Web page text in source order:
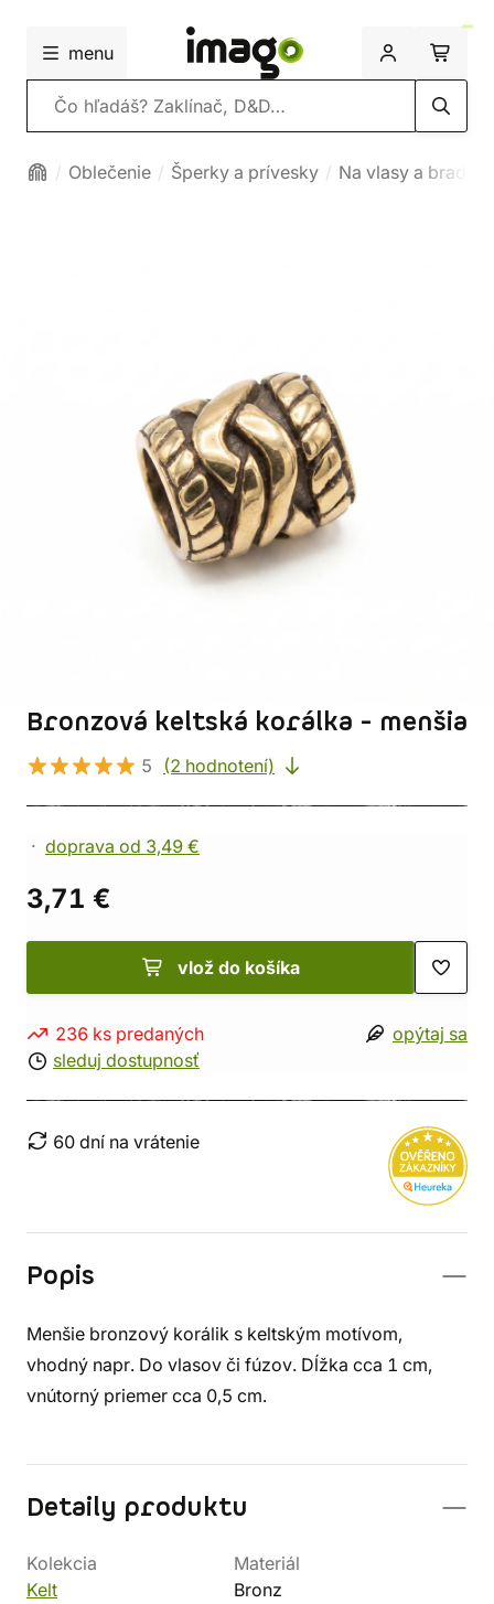
menu
Vyhľadávanie
Oblečenie Šperky a prívesky Na vlasy a bradu
Bronzová keltská korálka - menšia
5 (2 hodnotení)
doprava od 3,49 €
3,71 €
vlož do košíka
236 ks predaných
sleduj dostupnosť
opýtaj sa
60 dní na vrátenie
Popis
Menšie bronzový korálik s keltským motívom,
vhodný napr. Do vlasov či fúzov. Dĺžka cca 1 cm,
vnútorný priemer cca 0,5 cm.
Detaily produktu
Kolekcia
Kelt
Materiál
Bronz